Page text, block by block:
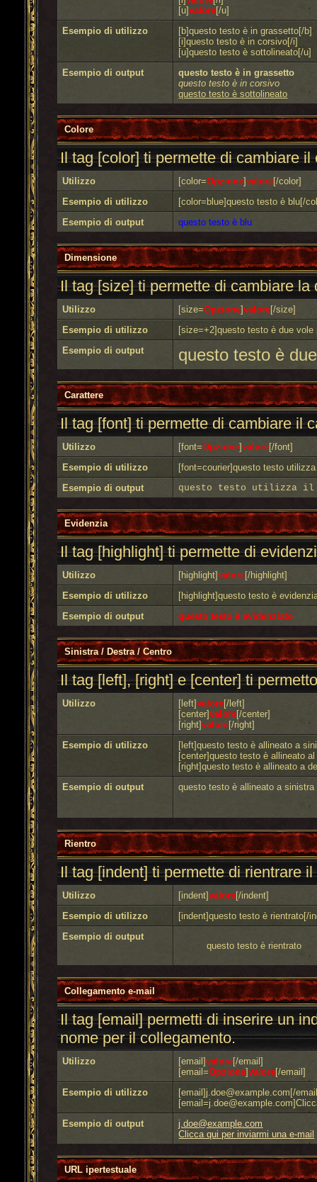
[u]valore[/u]
Esempio di utilizzo
[b]questo testo è in grassetto[/b]
[i]questo testo è in corsivo[/i]
[u]questo testo è sottolineato[/u]
Esempio di output
questo testo è in grassetto
questo testo è in corsivo
questo testo è sottolineato
Colore
Il tag [color] ti permette di cambiare
Utilizzo [color=Opzione]valore[/color]
Esempio di utilizzo
[color=blue]questo testo è blu[/
Esempio di output
questo testo è blu
Dimensione
Il tag [size] ti permette di cambiare
Utilizzo [size=Opzione]valore[/size]
Esempio di utilizzo
[size=+2]questo testo è due
Esempio di output
questo testo è
Carattere
Il tag [font] ti permette di cambiare il
Utilizzo [font=Opzione]valore[/font]
Esempio di utilizzo
[font=courier]questo testo
Esempio di output
questo testo utilizza il
Evidenzia
Il tag [highlight] ti permette di
Utilizzo [highlight]valore[/highlight]
Esempio di utilizzo
[highlight]questo testo è
Esempio di output
questo testo è evidenziato
Sinistra / Destra / Centro
Il tag [left], [right] e [center] ti
Utilizzo [left]valore[/left]
[center]valore[/center]
[right]valore[/right]
Esempio di utilizzo
[left]questo testo è allineato a
[center]questo testo è allineato
[right]questo testo è allineato a
Esempio di output
questo testo è allineato a sinistra
Rientro
Il tag [indent] ti permette di rientrare
Utilizzo [indent]valore[/indent]
Esempio di utilizzo
[indent]questo testo è rientrato[/
Esempio di output
questo testo è rientrato
Collegamento e-mail
Il tag [email] permetti di inserire un
nome per il collegamento.
Utilizzo [email]valore[/email]
[email=Opzione]valore[/email]
Esempio di utilizzo
[email]j.doe@example.com[/
Esempio di output
j.doe@example.com
Clicca qui per inviarmi una e-mail
URL ipertestuale